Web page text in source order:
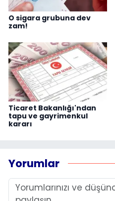
O sigara grubuna dev
zam!
Ticaret Bakanlığı'ndan
tapu ve gayrimenkul
kararı
Yorumlar